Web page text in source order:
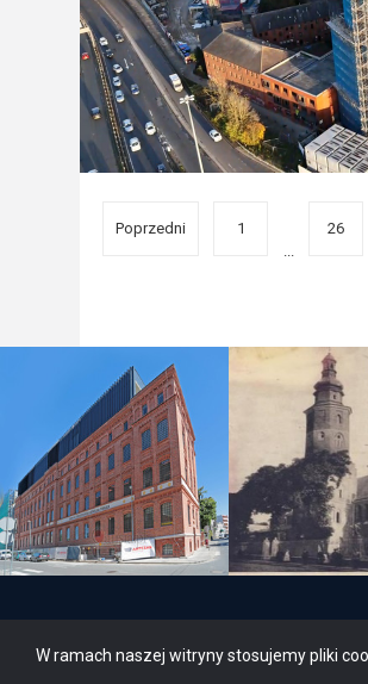
Poprzedni
1
...
26
W ramach naszej witryny stosujemy pliki